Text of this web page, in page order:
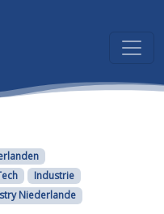
Industrie
Niederlande